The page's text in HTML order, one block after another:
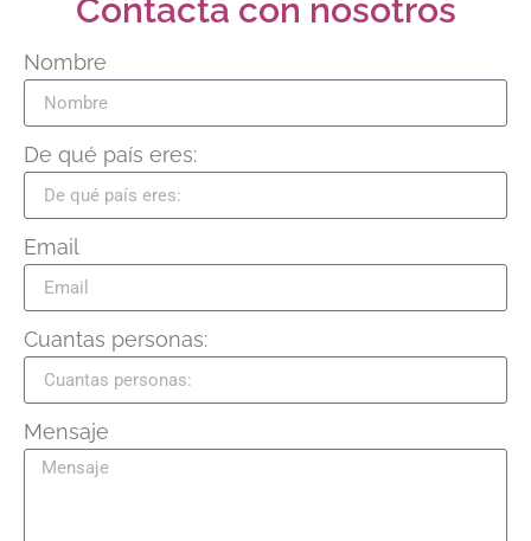
Contacta con nosotros
Nombre
De qué país eres:
Email
Cuantas personas:
Mensaje